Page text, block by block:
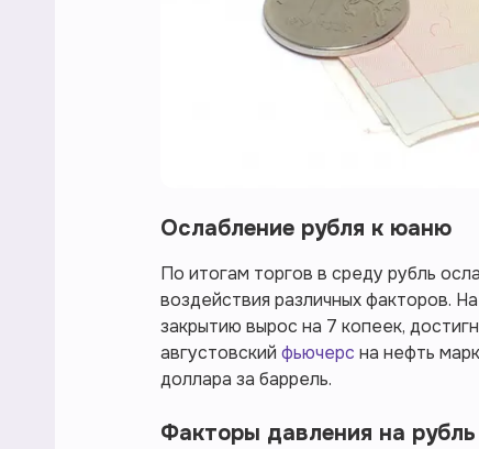
Ослабление рубля к юаню
По итогам торгов в среду рубль
воздействия различных факторов.
закрытию вырос на 7 копеек,
августовский фьючерс на нефть
доллара за баррель.
Факторы давления на рубль